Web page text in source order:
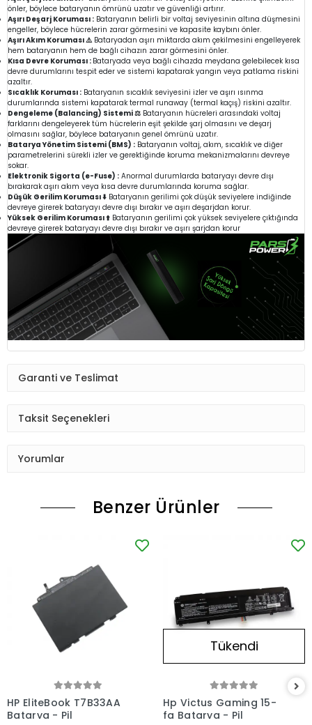
önler, böylece bataryanın ömrünü uzatır ve güvenliği artırır.
Aşırı Deşarj Koruması : Bataryanın belirli bir voltaj seviyesinin altına düşmesini
engeller, böylece hücrelerin zarar görmesini ve kapasite kaybını önler.
Aşırı Akım Koruması ⚠️Bataryadan aşırı miktarda akım çekilmesini engelleyerek
hem bataryanın hem de bağlı cihazın zarar görmesini önler.
Kısa Devre Koruması : Bataryada veya bağlı cihazda meydana gelebilecek kısa
devre durumlarını tespit eder ve sistemi kapatarak yangın veya patlama riskini
azaltır.
Sıcaklık Koruması : Bataryanın sıcaklık seviyesini izler ve aşırı ısınma
durumlarında sistemi kapatarak termal runaway (termal kaçış) riskini azaltır.
Dengeleme (Balancing) Sistemi ⚖️ Bataryanın hücreleri arasındaki voltaj
farklarını dengeleyerek tüm hücrelerin eşit şekilde şarj olmasını ve deşarj
olmasını sağlar, böylece bataryanın genel ömrünü uzatır.
Batarya Yönetim Sistemi (BMS) : Bataryanın voltaj, akım, sıcaklık ve diğer
parametrelerini sürekli izler ve gerektiğinde koruma mekanizmalarını devreye
sokar.
Elektronik Sigorta (e-Fuse) : Anormal durumlarda bataryayı devre dışı
bırakarak aşırı akım veya kısa devre durumlarında koruma sağlar.
Düşük Gerilim Koruması ⬇️ Bataryanın gerilimi çok düşük seviyelere indiğinde
devreye girerek bataryayı devre dışı bırakır ve aşırı deşarjdan korur.
Yüksek Gerilim Koruması ⬆️ Bataryanın gerilimi çok yüksek seviyelere çıktığında
devreye girerek bataryayı devre dışı bırakır ve aşırı şarjdan korur
Garanti ve Teslimat
Taksit Seçenekleri
Yorumlar
Benzer Ürünler
HP EliteBook T7B33AA
Batarya - Pil
Tükendi
Hp Victus Gaming 15-
fa Batarya - Pil